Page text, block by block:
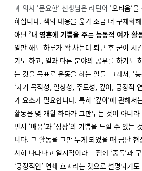
과 의사‘문요한’ 선생님은 라틴어 ‘오티움’을
하십니다. 책의 내용을 옮겨 조금 더 구체화
아닌 ’내 영혼에 기쁨을 주는 능동적 여가 활
일만 해도 하루가 꽉 차는데 퇴근 후 굳이 시
기도 하고, 일과 다른 분야의 공부를 하기도
는 것을 목표로 운동을 하는 일들. 그래서, ‘
‘자기 목적성, 일상성, 주도성, 깊이, 긍정적
가 요소가 필요합니다. 특히 ‘깊이’에 관해서
활동을 몇 개월 하다가 그만두는 것이 아니
면서 ‘배움’과 ‘성장’의 기쁨을 느낄 수 있는
니다. 그 활동을 그만 두게 되었을 때 금단 현
서히 나타나고 일시적이라는 점에 ‘중독’과
‘긍정적인’ 연쇄 효과라는 것으로 설명되기도